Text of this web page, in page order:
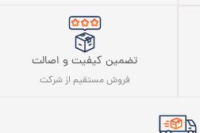
تضمین کیفیت و اصالت
فروش مستقیم از شرکت